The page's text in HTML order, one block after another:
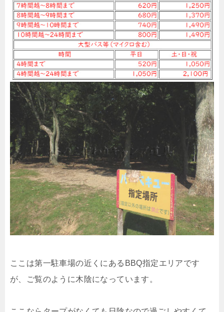
ここは第一駐車場の近くにあるBBQ指定エリアです
が、ご覧のように木陰になっています。